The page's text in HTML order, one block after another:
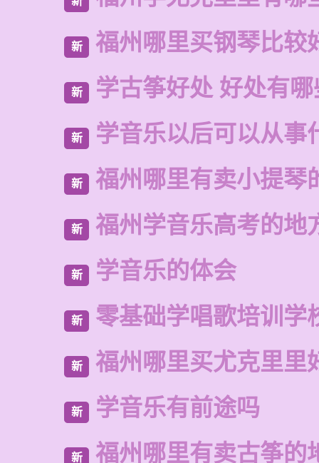
新 福州哪里买钢琴比较
新 学古筝好处 好处有哪
新 学音乐以后可以从事
新 福州哪里有卖小提琴
新 福州学音乐高考的地
新 学音乐的体会
新 零基础学唱歌培训学
新 福州哪里买尤克里里
新 学音乐有前途吗
新 福州哪里有卖古筝的